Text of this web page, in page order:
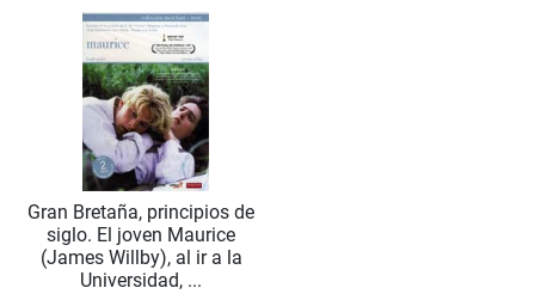
Gran Bretaña, principios de
siglo. El joven Maurice
(James Willby), al ir a la
Universidad, ...